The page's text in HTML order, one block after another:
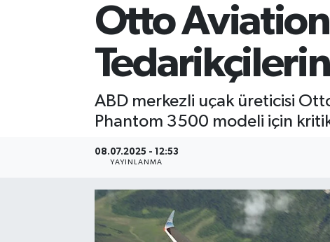
Otto
ABD merkezli uçak üreticisi
Phantom 3500 modeli için
08.07.2025 - 12:53
YAYINLANMA